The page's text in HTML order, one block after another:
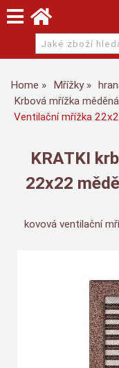
Home Mřížky
Krbová mřížka
Ventilační mřížka
KRATKI
22x22
kovová ventilační